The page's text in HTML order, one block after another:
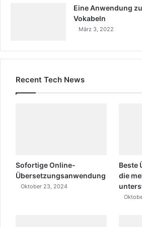
Eine Anwendung
Vokabeln
März 3, 2022
Recent Tech News
Sofortige Online-
Übersetzungsanwendung
Oktober 23, 2024
Beste
die